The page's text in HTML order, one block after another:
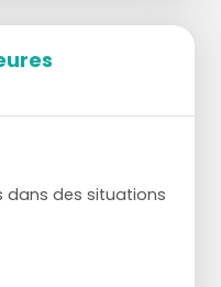
dans des situations